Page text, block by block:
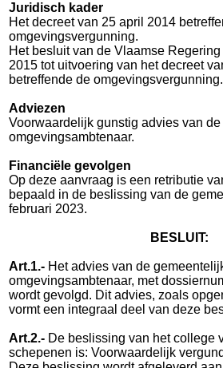
Juridisch kader
Het decreet van 25 april 2014
omgevingsvergunning.
Het besluit van de Vlaamse
2015 tot uitvoering van het decreet
betreffende de omgevingsvergunning.
Adviezen
Voorwaardelijk gunstig advies van
omgevingsambtenaar.
Financiële gevolgen
Op deze aanvraag is een retributie
bepaald in de beslissing van de
februari 2023.
BESLUIT:
Art.1.- Het advies van de
omgevingsambtenaar, met
wordt gevolgd. Dit advies, zoals
vormt een integraal deel van deze
Art.2.- De beslissing van het college
schepenen is: Voorwaardelijk